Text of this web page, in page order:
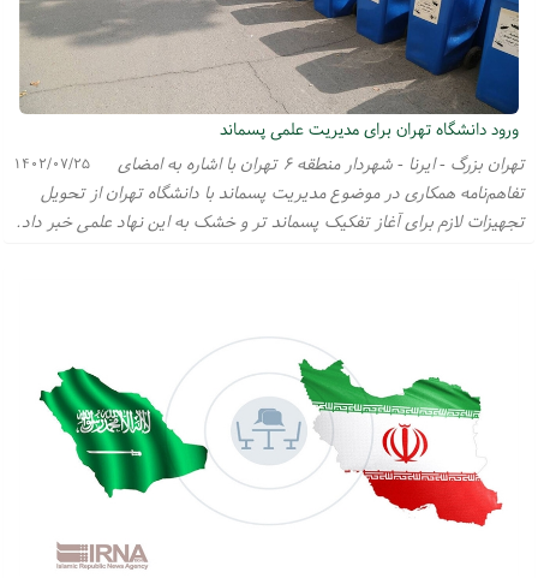
ورود دانشگاه تهران برای مدیریت علمی پسماند
۱۴۰۲/۰۷/۲۵
تهران بزرگ - ایرنا - شهردار منطقه ۶ تهران با اشاره به امضای
تفاهم‌نامه همکاری در موضوع مدیریت پسماند با دانشگاه تهران از تحویل
تجهیزات لازم برای آغاز تفکیک پسماند تر و خشک به این نهاد علمی خبر داد.